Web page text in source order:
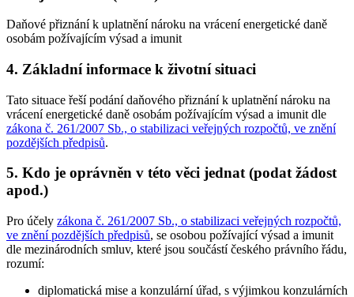
Daňové přiznání k uplatnění nároku na vrácení energetické daně
osobám požívajícím výsad a imunit
4. Základní informace k životní situaci
Tato situace řeší podání daňového přiznání k uplatnění nároku na
vrácení energetické daně osobám požívajícím výsad a imunit dle
zákona č. 261/2007 Sb., o stabilizaci veřejných rozpočtů, ve znění
pozdějších předpisů.
5. Kdo je oprávněn v této věci jednat (podat žádost
apod.)
Pro účely zákona č. 261/2007 Sb., o stabilizaci veřejných rozpočtů,
ve znění pozdějších předpisů, se osobou požívající výsad a imunit
dle mezinárodních smluv, které jsou součástí českého právního řádu,
rozumí:
diplomatická mise a konzulární úřad, s výjimkou konzulárních